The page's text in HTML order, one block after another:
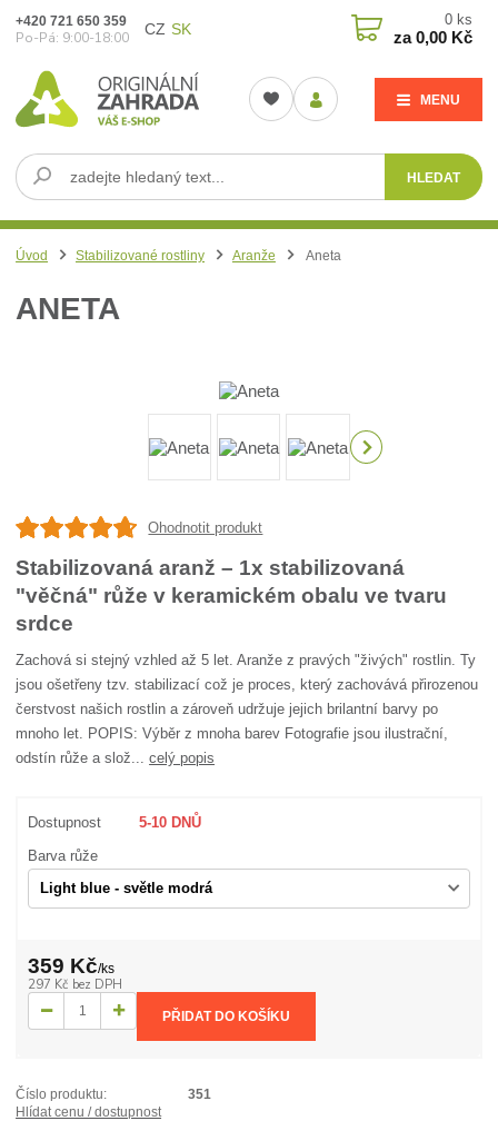
CZ SK
MENU
HLEDAT
+420 721 650 359
Po-Pá: 9:00-18:00
0 ks
za0,00 Kč
Úvod Stabilizované rostliny Aranže Aneta
ANETA
Ohodnotit produkt
Stabilizovaná aranž – 1x stabilizovaná
"věčná" růže v keramickém obalu ve tvaru
srdce
Zachová si stejný vzhled až 5 let. Aranže z pravých "živých" rostlin. Ty
jsou ošetřeny tzv. stabilizací což je proces, který zachovává přirozenou
čerstvost našich rostlin a zároveň udržuje jejich brilantní barvy po
mnoho let. POPIS: Výběr z mnoha barev Fotografie jsou ilustrační,
odstín růže a slož...celý popis
Dostupnost 5-10 DNŮ
Barva růže
359 Kč/ks
297 Kč bez DPH
PŘIDAT DO KOŠÍKU
Číslo produktu:
351
Hlídat cenu / dostupnost